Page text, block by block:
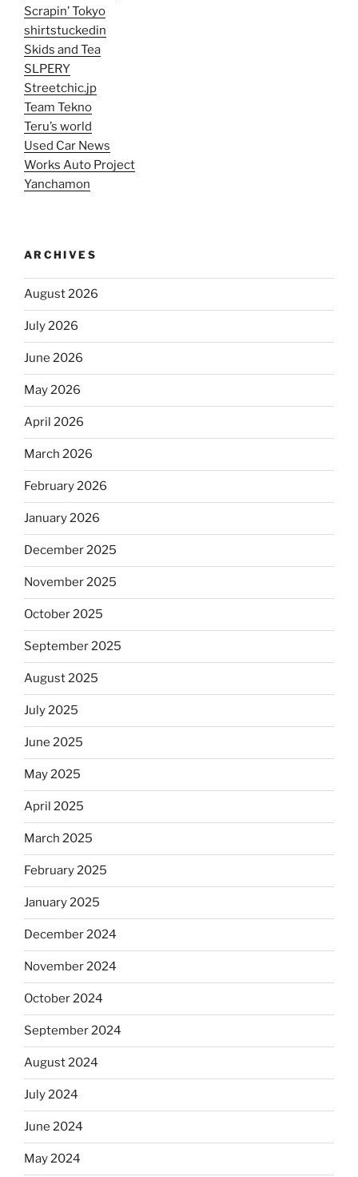
Scrapin’ Tokyo
shirtstuckedin
Skids and Tea
SLPERY
Streetchic.jp
Team Tekno
Teru’s world
Used Car News
Works Auto Project
Yanchamon
ARCHIVES
August 2026
July 2026
June 2026
May 2026
April 2026
March 2026
February 2026
January 2026
December 2025
November 2025
October 2025
September 2025
August 2025
July 2025
June 2025
May 2025
April 2025
March 2025
February 2025
January 2025
December 2024
November 2024
October 2024
September 2024
August 2024
July 2024
June 2024
May 2024